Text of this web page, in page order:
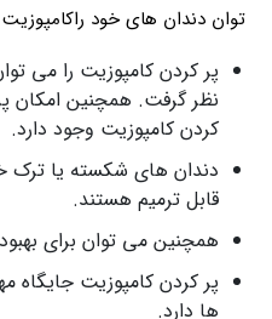
توان دندان های خود
پر کردن کامپوزیت را می
نظر گرفت. همچنین امکان
کردن کامپوزیت وجود دارد.
دندان های شکسته یا ترک
قابل ترمیم هستند.
همچنین می توان برای
پر کردن کامپوزیت جایگاه
ها دارد.